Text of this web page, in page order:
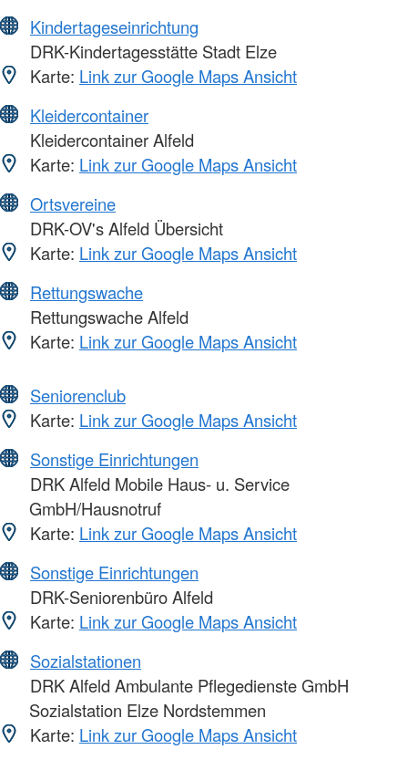
Kindertageseinrichtung
DRK-Kindertagesstätte Stadt Elze
Karte: Link zur Google Maps Ansicht
Kleidercontainer
Kleidercontainer Alfeld
Karte: Link zur Google Maps Ansicht
Ortsvereine
DRK-OV's Alfeld Übersicht
Karte: Link zur Google Maps Ansicht
Rettungswache
Rettungswache Alfeld
Karte: Link zur Google Maps Ansicht
Seniorenclub
Karte: Link zur Google Maps Ansicht
Sonstige Einrichtungen
DRK Alfeld Mobile Haus- u. Service
GmbH/Hausnotruf
Karte: Link zur Google Maps Ansicht
Sonstige Einrichtungen
DRK-Seniorenbüro Alfeld
Karte: Link zur Google Maps Ansicht
Sozialstationen
DRK Alfeld Ambulante Pflegedienste GmbH
Sozialstation Elze Nordstemmen
Karte: Link zur Google Maps Ansicht